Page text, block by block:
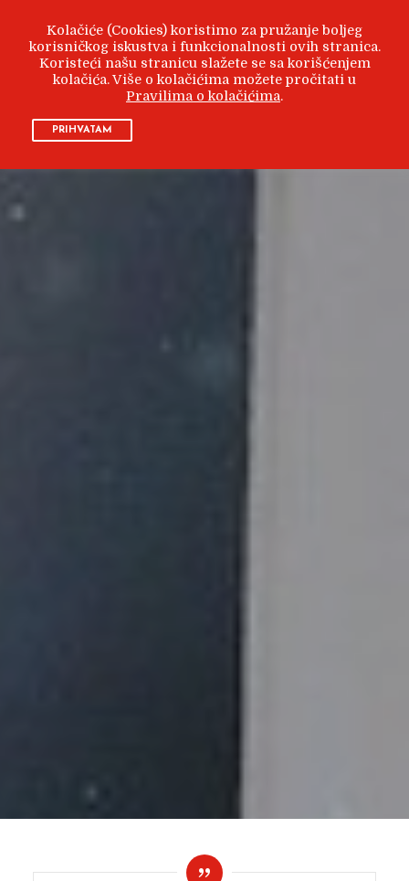
Kolačiće (Cookies) koristimo za pružanje boljeg
korisničkog iskustva i funkcionalnosti ovih stranica.
Koristeći našu stranicu slažete se sa korišćenjem
kolačića. Više o kolačićima možete pročitati u
Pravilima o kolačićima.
PRIHVATAM